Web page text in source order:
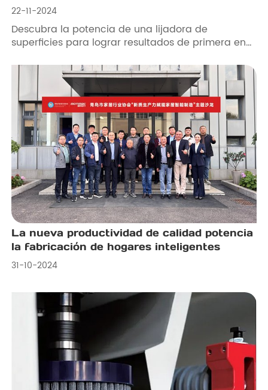
22-11-2024
Descubra la potencia de una lijadora de
superficies para lograr resultados de primera en
resultados uniformes y versatilidad, esta
herramienta es perfecta para lijar superficies de
madera, metal y materiales compuestos. Conozca
sus principales características, ventajas y
aplicaciones, y encuentre la máquina adecuada
a sus necesidades para conseguir acabados más
suaves e impecables. Póngase en contacto con
nosotros hoy mismo para obtener más
información.
La nueva productividad de calidad potencia
la fabricación de hogares inteligentes
31-10-2024